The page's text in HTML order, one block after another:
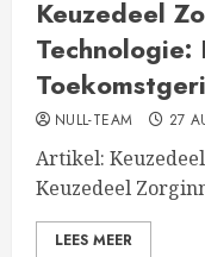
Keuzedeel
NULL-TEAM 27
Artikel:
Keuzedeel
LEES MEER